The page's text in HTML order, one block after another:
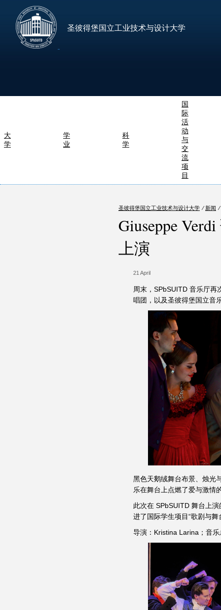
圣彼得堡国立工业技术与设计大学
大
学
学
业
科
学
国
际
活
动
与
交
流
项
目
圣彼得堡国立工业技术与设计大学 ⁄ 新闻 ⁄
Giuseppe
上演
21 April
周末，SPbSUITD 音乐厅
唱团，以及圣彼得堡国立音
黑色天鹅绒舞台布景、烛光
乐在舞台上点燃了爱与激情
此次在 SPbSUITD 舞台上
进了国际学生项目“歌剧与舞
导演：Kristina Larina；音